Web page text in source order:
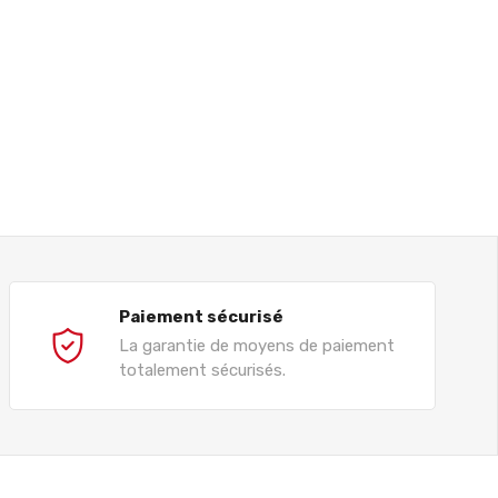
Paiement sécurisé
La garantie de moyens de paiement
totalement sécurisés.